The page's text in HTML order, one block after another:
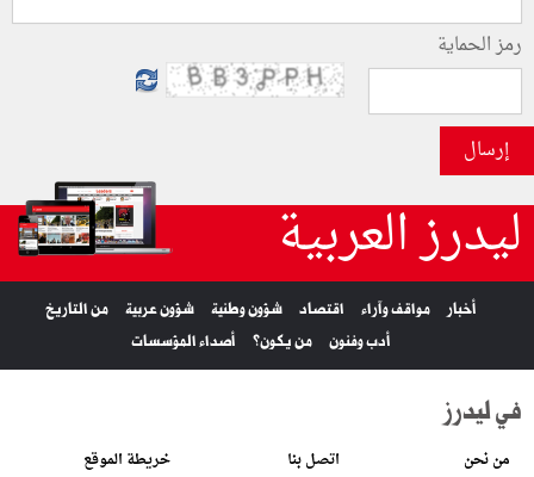
رمز الحماية
إرسال
ليدرز العربية
أخبار مواقف وآراء اقتصاد شؤون وطنية شؤون عربية
من التاريخ
أدب وفنون
من يكون؟ أصداء المؤسسات
في ليدرز
من نحن اتصل بنا خريطة الموقع